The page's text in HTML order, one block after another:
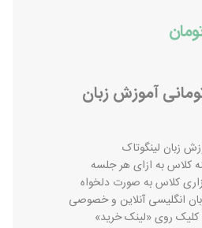
30 هزار تومانی آموزش زبان
کلاس به ازای هر جلسه
کلاس به صورت دلخواه
انگلیسی آنلاین و خصوصی
کلیک روی «لینک خرید»